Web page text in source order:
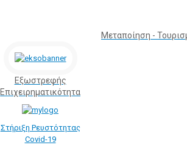
Μεταποίηση -
Εξωστρεφής
Επιχειρηματικότητα
Στήριξη Ρευστότητας
Covid-19